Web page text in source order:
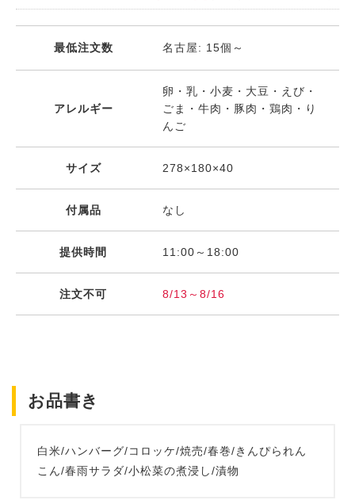
最低注文数 名古屋: 15個～
アレルギー
卵・乳・小麦・大豆・えび・
ごま・牛肉・豚肉・鶏肉・り
んご
サイズ 278×180×40
付属品 なし
提供時間 11:00～18:00
注文不可 8/13～8/16
お品書き
白米/ハンバーグ/コロッケ/焼売/春巻/きんぴられん
こん/春雨サラダ/小松菜の煮浸し/漬物